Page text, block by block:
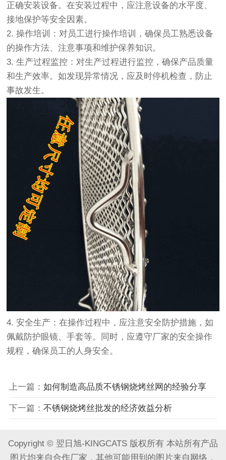
正确安装设备。在安装过程中，应注意设备的水平度、
接地保护等安全因素。
2. 操作培训：对员工进行操作培训，确保员工熟悉设备
的操作方法、注意事项和维护保养知识。
3. 生产过程监控：对生产过程进行监控，确保产品质量
和生产效率。如发现异常情况，应及时停机检查，防止
事故发生。
4. 安全生产：在操作过程中，应注意安全防护措施，如
佩戴防护眼镜、手套等。同时，应遵守厂家的安全操作
规程，确保员工的人身安全。
上一篇： 如何制造高品质不锈钢烧烤丝网的经验分享
下一篇： 不锈钢烧烤丝批发的经济效益分析
Copyright © 翌日旭-KINGCATS 版权所有 本站所有产品
图片均来自合作厂家，其他可能用到的图片来自网络，